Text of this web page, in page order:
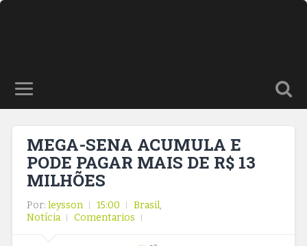
MEGA-SENA ACUMULA E
PODE PAGAR MAIS DE R$ 13
MILHÕES
Por: leysson 15:00 Brasil,
Notícia
Comentarios